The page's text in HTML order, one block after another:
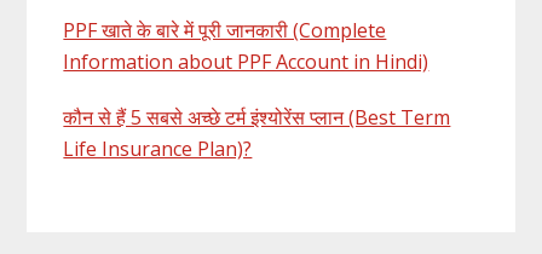
PPF खाते के बारे में पूरी जानकारी (Complete
Information about PPF Account in Hindi)
कौन से हैं 5 सबसे अच्छे टर्म इंश्योरेंस प्लान (Best Term
Life Insurance Plan)?